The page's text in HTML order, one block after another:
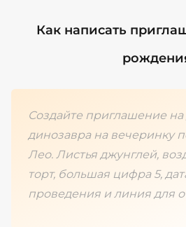
Как написать
Создайте приглашение
динозавра на вечеринку
Лео. Листья джунглей,
торт, большая цифра 5,
проведения и линия для